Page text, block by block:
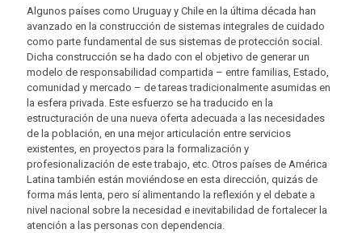
Algunos países como Uruguay y Chile en la última década han
avanzado en la construcción de sistemas integrales de cuidado
como parte fundamental de sus sistemas de protección social.
Dicha construcción se ha dado con el objetivo de generar un
modelo de responsabilidad compartida – entre familias, Estado,
comunidad y mercado – de tareas tradicionalmente asumidas en
la esfera privada. Este esfuerzo se ha traducido en la
estructuración de una nueva oferta adecuada a las necesidades
de la población, en una mejor articulación entre servicios
existentes, en proyectos para la formalización y
profesionalización de este trabajo, etc. Otros países de América
Latina también están moviéndose en esta dirección, quizás de
forma más lenta, pero sí alimentando la reflexión y el debate a
nivel nacional sobre la necesidad e inevitabilidad de fortalecer la
atención a las personas con dependencia.